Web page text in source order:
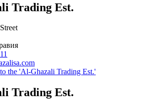
Trading Est.
the 'Al-Ghazali Trading Est.'
Trading Est.